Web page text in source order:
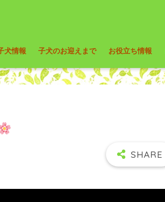
犬情報 子犬のお迎えまで お役立ち情報